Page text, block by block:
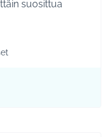
suosittua
Liikunta ja